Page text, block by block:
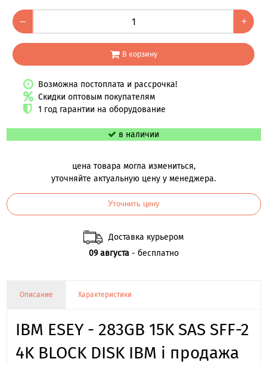
– +
В корзину
Возможна постоплата и рассрочка!
Скидки оптовым покупателям
1 год гарантии на оборудование
в наличии
цена товара могла измениться,
уточняйте актуальную цену у менеджера.
Уточнить цену
Доставка курьером
09 августа- бесплатно
Описание Характеристики
IBM ESEY - 283GB 15K SAS SFF-2
4K BLOCK DISK IBM i продажа